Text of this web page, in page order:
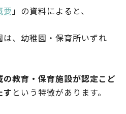
要 」の資料によると、
、幼稚園・保育所いずれ
教育・保育施設が認定こど
す という特徴があります。